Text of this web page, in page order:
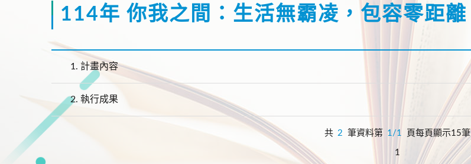
114年 你我之間：生活無霸凌，包容零距離
1. 計畫內容
2. 執行成果
共 2 筆資料第 1/1 頁每頁顯示15筆
1